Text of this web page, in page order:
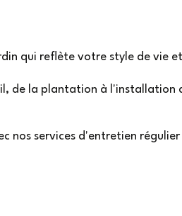
qui reflète votre style de vie
de la plantation à l'installation
nos services d'entretien